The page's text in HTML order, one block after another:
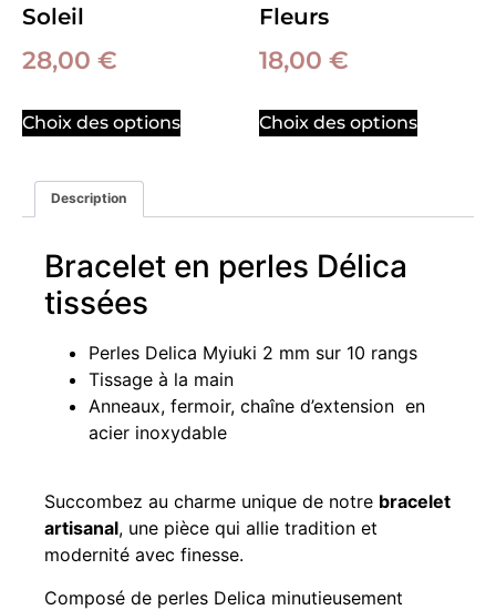
Description
Bracelet en perles Délica
tissées
Perles Delica Myiuki 2 mm sur 10 rangs
Tissage à la main
Anneaux, fermoir, chaîne d’extension en
acier inoxydable
Succombez au charme unique de notre bracelet
artisanal, une pièce qui allie tradition et
modernité avec finesse.
Composé de perles Delica minutieusement
Soleil
28,00 €
Choix des options
Fleurs
18,00 €
Choix des options